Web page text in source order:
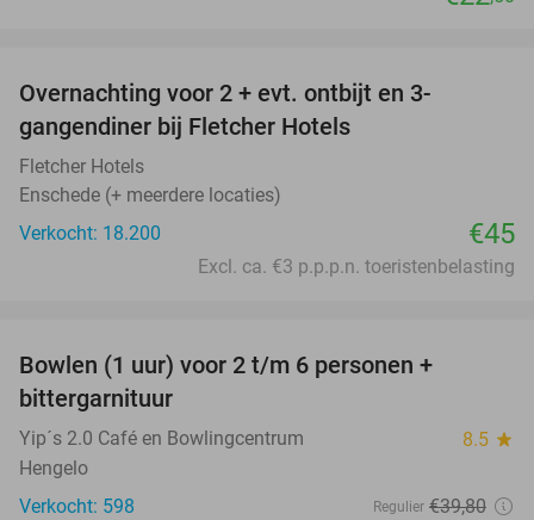
Overnachting voor 2 + evt. ontbijt en 3-
gangendiner bij Fletcher Hotels
Fletcher Hotels
Enschede (+ meerdere locaties)
Verkocht: 18.200
€45
Excl. ca. €3 p.p.p.n. toeristenbelasting
Bowlen (1 uur) voor 2 t/m 6 personen +
bittergarnituur
Yip´s 2.0 Café en Bowlingcentrum 8.5 star
Hengelo
Verkocht: 598
Regulier €39,80